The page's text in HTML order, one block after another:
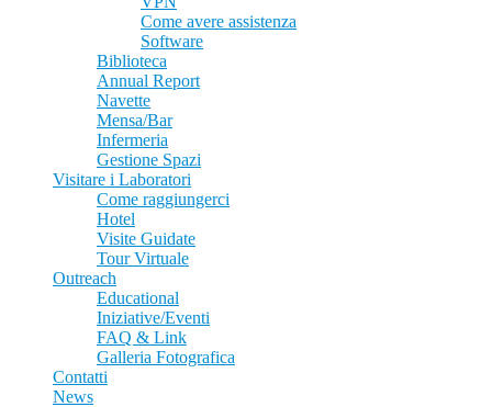
Come avere assistenza
Software
Biblioteca
Annual Report
Navette
Mensa/Bar
Infermeria
Gestione Spazi
Visitare i Laboratori
Come raggiungerci
Hotel
Visite Guidate
Tour Virtuale
Outreach
Educational
Iniziative/Eventi
FAQ & Link
Galleria Fotografica
Contatti
News